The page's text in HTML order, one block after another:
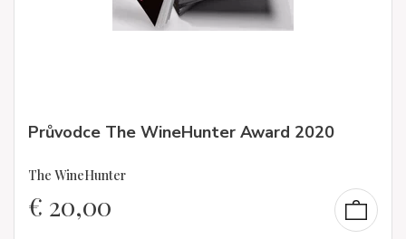
Průvodce The WineHunter Award 2020
The WineHunter
€ 20,00